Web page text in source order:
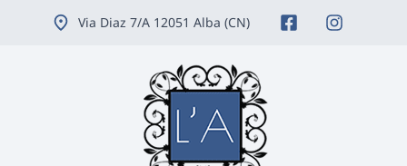
Via Diaz 7/A 12051 Alba (CN)